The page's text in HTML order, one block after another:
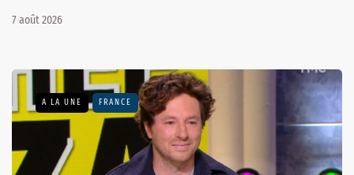
7 août 2026
A LA UNE FRANCE